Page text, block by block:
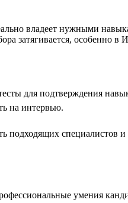
владеет нужными
затягивается, особенно в
для подтверждения
на интервью.
подходящих специалистов и
умения